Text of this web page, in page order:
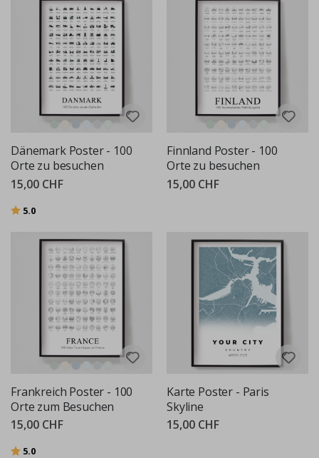
Dänemark Poster - 100
Orte zu besuchen
15,00 CHF
Bewertung:
5.0
Finnland Poster - 100
Orte zu besuchen
15,00 CHF
Frankreich Poster - 100
Orte zum Besuchen
15,00 CHF
Bewertung:
5.0
Karte Poster - Paris
Skyline
15,00 CHF